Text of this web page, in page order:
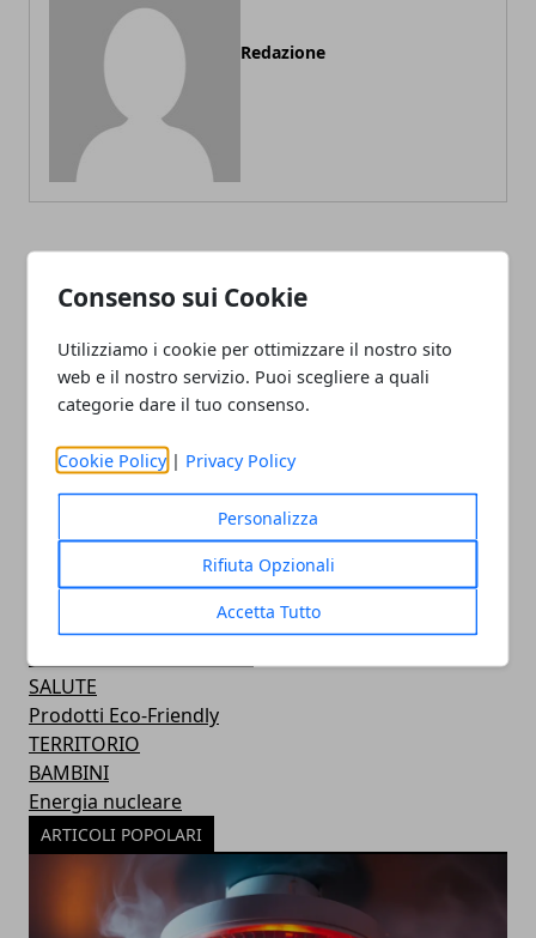
Consenso sui Cookie
Utilizziamo i cookie per ottimizzare il nostro sito
web e il nostro servizio. Puoi scegliere a quali
categorie dare il tuo consenso.
Cookie Policy | Privacy Policy
Personalizza
Rifiuta Opzionali
Accetta Tutto
Redazione
CATEGORIE
RINNOVABILI
ABBIGLIAMENTO
RISPARMIO ENERGETICO
SALUTE
Prodotti Eco-Friendly
TERRITORIO
BAMBINI
Energia nucleare
ARTICOLI POPOLARI